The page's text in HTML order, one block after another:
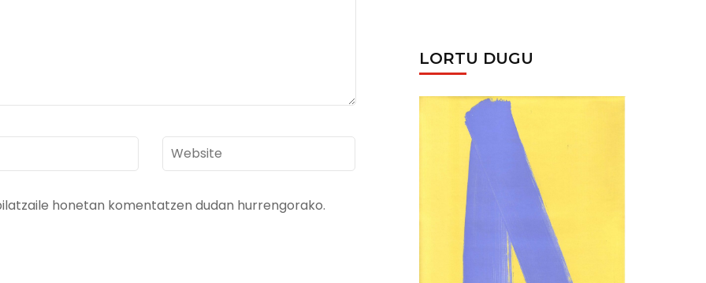
Website
honetan komentatzen dudan hurrengorako.
LORTU DUGU